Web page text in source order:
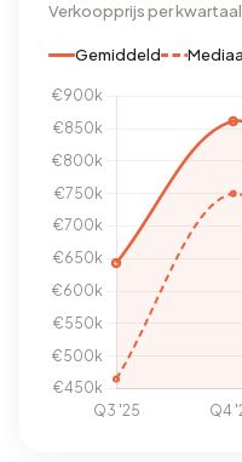
Verkoopprijs per kwartaal
Gemiddeld